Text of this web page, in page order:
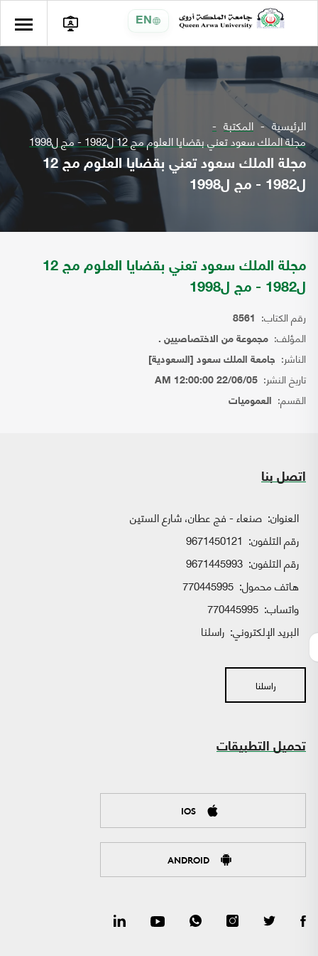
EN
الرئيسية المكتبة
مجلة الملك سعود تعني بقضايا العلوم مج 12 ل1982 - مج ل1998
مجلة الملك سعود تعني بقضايا العلوم مج 12
ل1982 - مج ل1998
مجلة الملك سعود تعني بقضايا العلوم مج 12
ل1982 - مج ل1998
رقم الكتاب: 8561
المؤلف: مجموعة من الاختصاصيين .
الناشر: جامعة الملك سعود [السعودية]
تاريخ النشر: 22/06/05 12:00:00 AM
القسم: العموميات
اتصل بنا
العنوان: صنعاء - فج عطان، شارع الستين
رقم التلفون: 9671450121
رقم التلفون: 9671445993
هاتف محمول: 770445995
واتساب:
البريد الإلكتروني: راسلنا
راسلنا
تحميل التطبيقات
IOS
ANDROID